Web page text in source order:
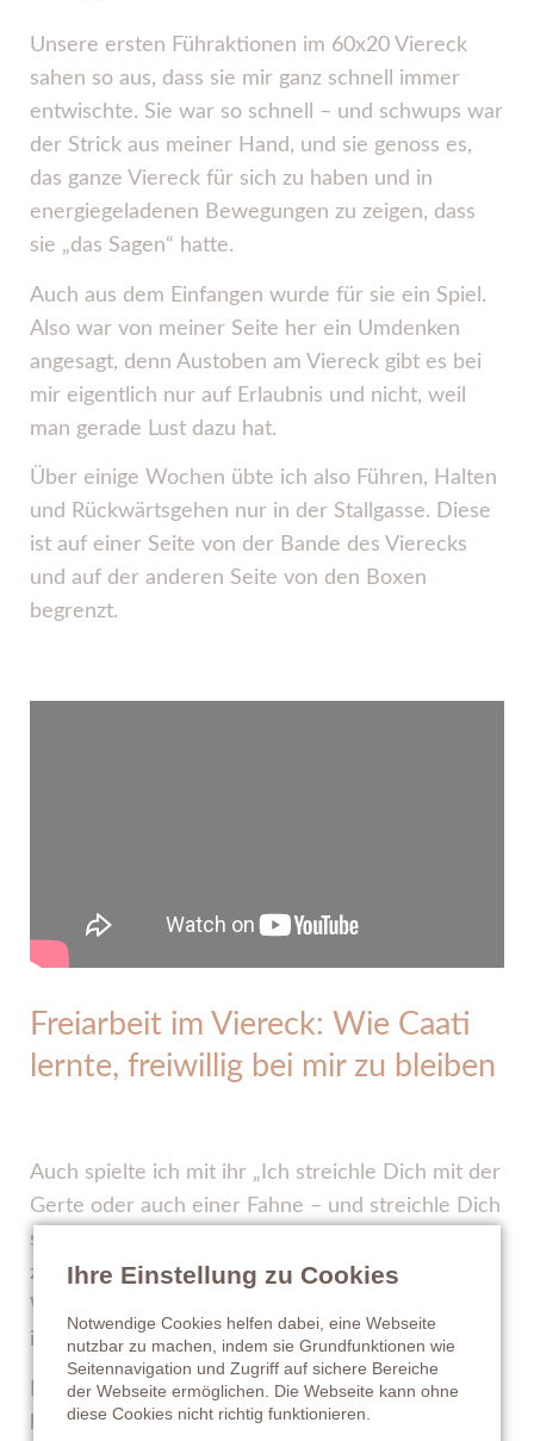
Unsere ersten Führaktionen im 60x20 Viereck
sahen so aus, dass sie mir ganz schnell immer
entwischte. Sie war so schnell – und schwups war
der Strick aus meiner Hand, und sie genoss es,
das ganze Viereck für sich zu haben und in
energiegeladenen Bewegungen zu zeigen, dass
sie „das Sagen“ hatte.
Auch aus dem Einfangen wurde für sie ein Spiel.
Also war von meiner Seite her ein Umdenken
angesagt, denn Austoben am Viereck gibt es bei
mir eigentlich nur auf Erlaubnis und nicht, weil
man gerade Lust dazu hat.
Über einige Wochen übte ich also Führen, Halten
und Rückwärtsgehen nur in der Stallgasse. Diese
ist auf einer Seite von der Bande des Vierecks
und auf der anderen Seite von den Boxen
begrenzt.
Freiarbeit im Viereck: Wie Caati
lernte, freiwillig bei mir zu bleiben
Auch spielte ich mit ihr „Ich streichle Dich mit der
Gerte oder auch einer Fahne – und streichle Dich
so lange, bis Du die ersten Entspannungszeichen
zeigst“ – verbunden mit dem Worten „ist ok“.
Wenn sie am Paddock ihrer Box war, rief ich sie
in die Box und es gab eine Karotte.
Nach diesen Spielerein, wie es manche
bezeichnen würden – ich nenne es lieber
Ihre Einstellung zu Cookies
Notwendige Cookies helfen dabei, eine Webseite
nutzbar zu machen, indem sie Grundfunktionen wie
Seitennavigation und Zugriff auf sichere Bereiche
der Webseite ermöglichen. Die Webseite kann ohne
diese Cookies nicht richtig funktionieren.